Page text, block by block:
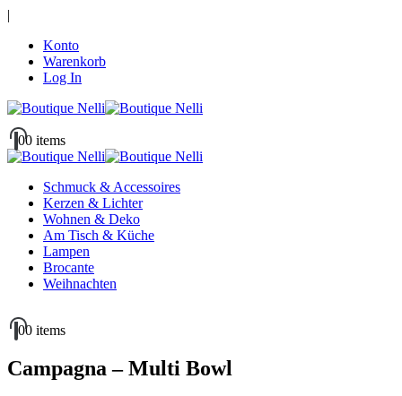
|
Konto
Warenkorb
Log In
00 items
Schmuck & Accessoires
Kerzen & Lichter
Wohnen & Deko
Am Tisch & Küche
Lampen
Brocante
Weihnachten
00 items
Campagna – Multi Bowl